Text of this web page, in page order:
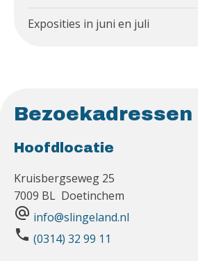
Exposities in juni en juli
Bezoekadressen
Hoofdlocatie
Kruisbergseweg 25
7009 BL Doetinchem
alternate_email info@slingeland.nl
phone (0314) 32 99 11